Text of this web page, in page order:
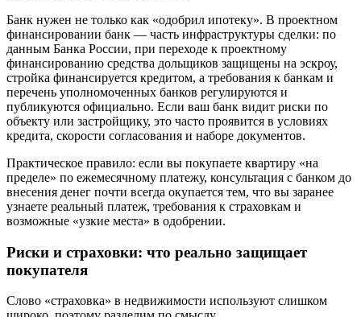
Банк нужен не только как «одобрил ипотеку». В проектном
финансировании банк — часть инфраструктуры сделки: по
данным Банка России, при переходе к проектному
финансированию средства дольщиков защищены на эскроу,
стройка финансируется кредитом, а требования к банкам и
перечень уполномоченных банков регулируются и
публикуются официально. Если ваш банк видит риски по
объекту или застройщику, это часто проявится в условиях
кредита, скорости согласования и наборе документов.
Практическое правило: если вы покупаете квартиру «на
пределе» по ежемесячному платежу, консультация с банком до
внесения денег почти всегда окупается тем, что вы заранее
узнаете реальный платеж, требования к страховкам и
возможные «узкие места» в одобрении.
Риски и страховки: что реально защищает
покупателя
Слово «страховка» в недвижимости используют слишком